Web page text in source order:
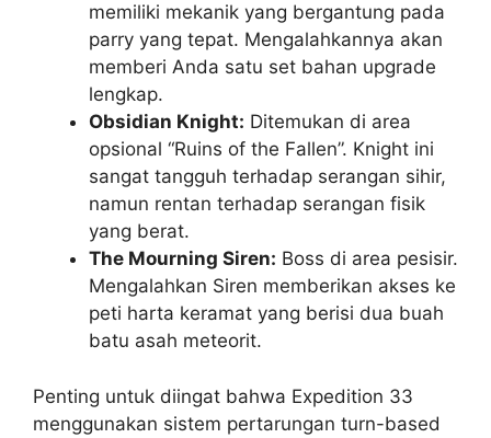
memiliki mekanik yang bergantung pada
parry yang tepat. Mengalahkannya akan
memberi Anda satu set bahan upgrade
lengkap.
Obsidian Knight: Ditemukan di area
opsional “Ruins of the Fallen”. Knight ini
sangat tangguh terhadap serangan sihir,
namun rentan terhadap serangan fisik
yang berat.
The Mourning Siren: Boss di area pesisir.
Mengalahkan Siren memberikan akses ke
peti harta keramat yang berisi dua buah
batu asah meteorit.
Penting untuk diingat bahwa Expedition 33
menggunakan sistem pertarungan turn-based